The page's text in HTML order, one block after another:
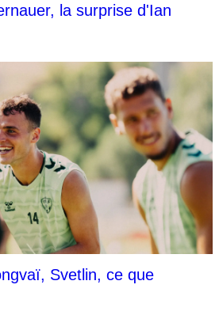
la surprise d'Ian
Svetlin, ce que